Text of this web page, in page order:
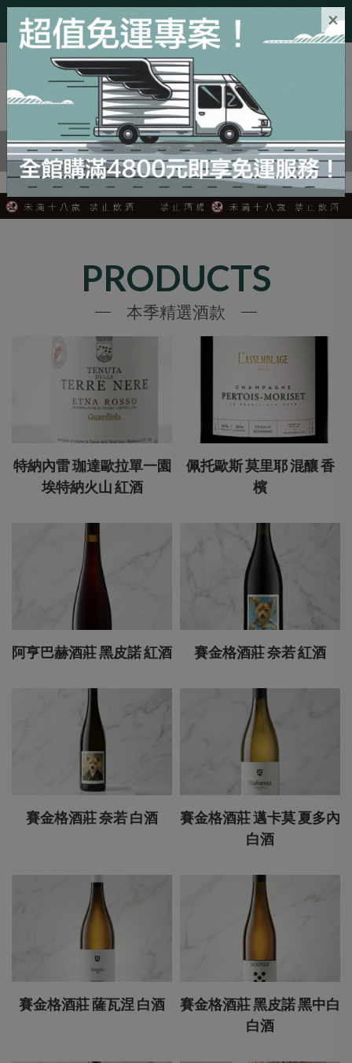
PRODUCTS
本季精選酒款
特納內雷 珈達歐拉單一園
埃特納火山 紅酒
佩托歐斯 莫里耶 混釀 香
檳
阿亨巴赫酒莊 黑皮諾 紅酒 賽金格酒莊 奈若 紅酒
賽金格酒莊 奈若 白酒
賽金格酒莊 邁卡莫 夏多內
白酒
賽金格酒莊 薩瓦涅 白酒
賽金格酒莊 黑皮諾 黑中白
白酒
×